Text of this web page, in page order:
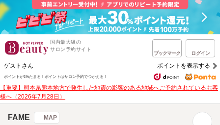
国内最大級の
サロン予約サイト
ブックマーク ログイン
ゲストさん ポイントを表示する
ポイントが1%たまる！ ポイントはサロン予約でつかえる！
【重要】熊本県熊本地方で発生した地震の影響のある地域へご予約されているお客
様へ（2026年7月28日）
FAME MAP